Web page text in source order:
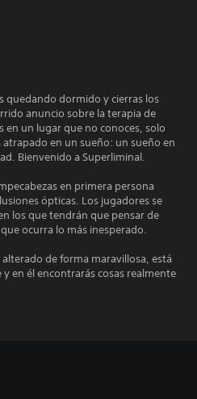
quedando dormido y cierras los
anuncio sobre la terapia de
en un lugar que no conoces, solo
en un sueño: un sueño en
Bienvenido a Superliminal.
en primera persona
ópticas. Los jugadores se
los que tendrán que pensar de
ocurra lo más inesperado.
de forma maravillosa, está
en él encontrarás cosas realmente